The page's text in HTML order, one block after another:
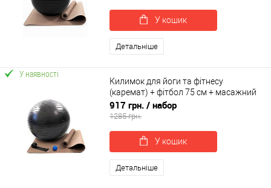
У кошик
Детальніше
У наявності
Килимок для йоги та фітнесу
(каремат) + фітбол 75 см + масажний
м'ячик + ремінь для йоги OSPORT Set
100 (n-0130)
917 грн. / набор
1285 грн.
У кошик
Детальніше